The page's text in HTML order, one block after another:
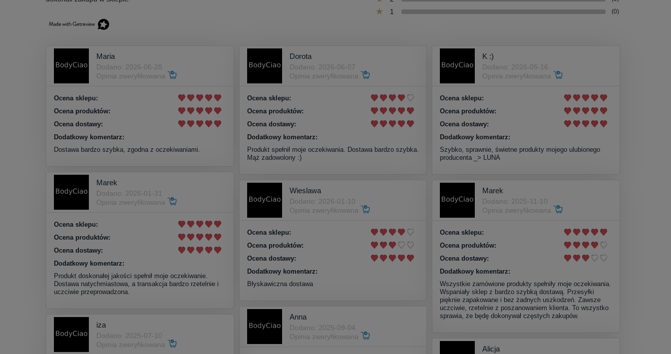
1 (0)
Maria
Dodano: 2026-06-28
Opinia zweryfikowana
Ocena sklepu:
Ocena produktów:
Ocena dostawy:
Dodatkowy komentarz:
Dostawa bardzo szybka, zgodna z oczekiwaniami.
Dorota
Dodano: 2026-06-07
Opinia zweryfikowana
Ocena sklepu:
Ocena produktów:
Ocena dostawy:
Dodatkowy komentarz:
Produkt spełnił moje oczekiwania. Dostawa bardzo szybka.
Mąż zadowolony :)
K :)
Dodano: 2026-05-16
Opinia zweryfikowana
Ocena sklepu:
Ocena produktów:
Ocena dostawy:
Dodatkowy komentarz:
Szybko, sprawnie, świetne produkty mojego ulubionego
producenta _> LUNA
Marek
Dodano: 2026-01-31
Opinia zweryfikowana
Ocena sklepu:
Ocena produktów:
Ocena dostawy:
Dodatkowy komentarz:
Produkt doskonałej jakości spełnił moje oczekiwanie.
Dostawa natychmiastowa, a transakcja bardzo rzetelnie i
uczciwie przeprowadzona.
Wieslawa
Dodano: 2026-01-10
Opinia zweryfikowana
Ocena sklepu:
Ocena produktów:
Ocena dostawy:
Dodatkowy komentarz:
Błyskawiczna dostawa
Marek
Dodano: 2025-11-10
Opinia zweryfikowana
Ocena sklepu:
Ocena produktów:
Ocena dostawy:
Dodatkowy komentarz:
Wszystkie zamówione produkty spełniły moje oczekiwania.
Wspaniały sklep z bardzo szybką dostawą. Przesyłki
pięknie zapakowane i bez żadnych uszkodzeń. Zawsze
uczciwie, rzetelnie z poszanowaniem klienta. To wszystko
sprawia, że będę dokonywał częstych zakupów.
Anna
Dodano: 2025-09-04
Opinia zweryfikowana
iza
Dodano: 2025-07-10
Opinia zweryfikowana
Alicja